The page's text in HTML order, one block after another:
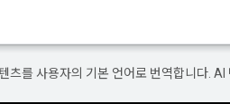
츠를 사용자의 기본 언어로 번역합니다. AI